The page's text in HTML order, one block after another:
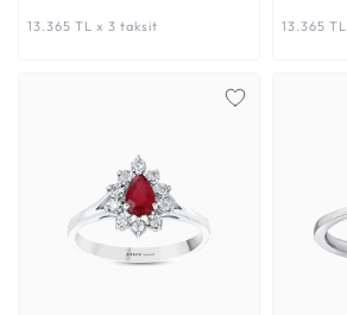
13.365 TL x 3 taksit 13.365